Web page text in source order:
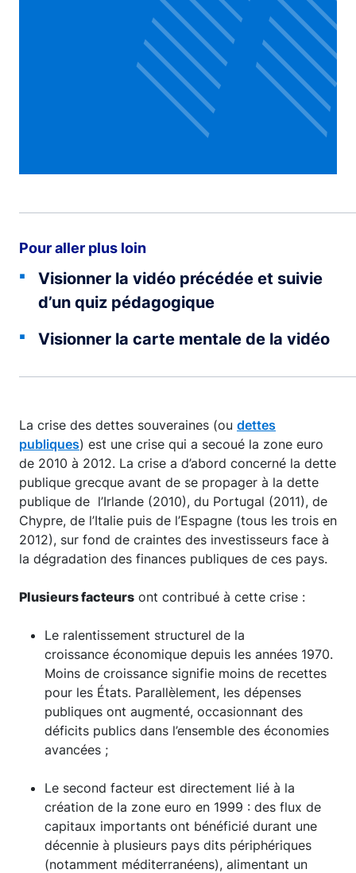
Pour aller plus loin
Visionner la vidéo précédée et suivie
d’un quiz pédagogique
Visionner la carte mentale de la vidéo
La crise des dettes souveraines (ou dettes
publiques) est une crise qui a secoué la zone euro
de 2010 à 2012. La crise a d’abord concerné la dette
publique grecque avant de se propager à la dette
publique de l’Irlande (2010), du Portugal (2011), de
Chypre, de l’Italie puis de l’Espagne (tous les trois en
2012), sur fond de craintes des investisseurs face à
la dégradation des finances publiques de ces pays.
Plusieurs facteurs ont contribué à cette crise :
Le ralentissement structurel de la
croissance économique depuis les années 1970.
Moins de croissance signifie moins de recettes
pour les États. Parallèlement, les dépenses
publiques ont augmenté, occasionnant des
déficits publics dans l’ensemble des économies
avancées ;
Le second facteur est directement lié à la
création de la zone euro en 1999 : des flux de
capitaux importants ont bénéficié durant une
décennie à plusieurs pays dits périphériques
(notamment méditerranéens), alimentant un